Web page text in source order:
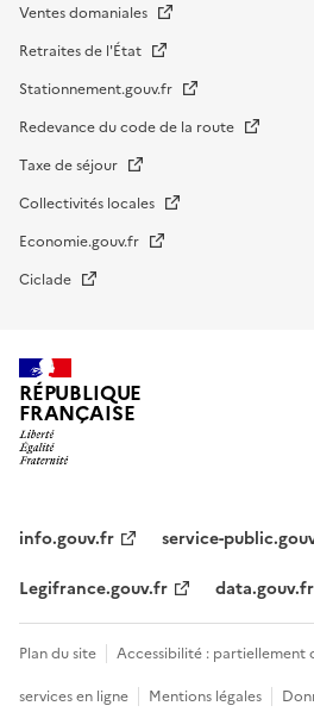
Ventes domaniales
Retraites de l'État
Stationnement.gouv.fr
Redevance du code de la route
Taxe de séjour
Collectivités locales
Economie.gouv.fr
Ciclade
RÉPUBLIQUE
FRANÇAISE
institutionnel
info.gouv.fr
service-
Legifrance.gouv.fr
data.gouv.fr
Menu
Plan du site Accessibilité : partiellement
services en ligne
Mentions légales